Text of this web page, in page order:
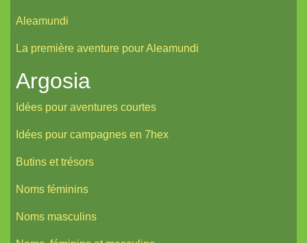
Aleamundi
La première aventure pour Aleamundi
Argosia
Idées pour aventures courtes
Idées pour campagnes en 7hex
Butins et trésors
Noms féminins
Noms masculins